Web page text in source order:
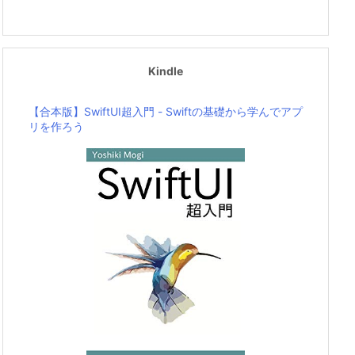
Kindle
【合本版】SwiftUI超入門 - Swiftの基礎から学んでアプ
リを作ろう